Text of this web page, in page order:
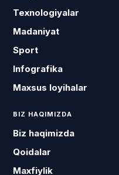
Texnologiyalar
Madaniyat
Sport
Infografika
Maxsus loyihalar
BIZ HAQIMIZDA
Biz haqimizda
Qoidalar
Maxfiylik